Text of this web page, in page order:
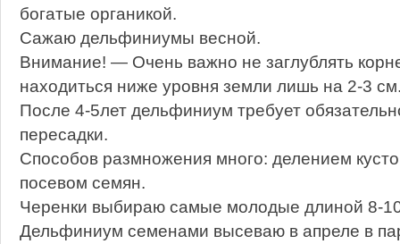
богатые органикой.
Сажаю дельфиниумы весной.
Внимание! — Очень важно не заглублять
находиться ниже уровня земли лишь на 2-3
После 4-5лет дельфиниум требует
пересадки.
Способов размножения много: делением
посевом семян.
Черенки выбираю самые молодые длиной 8-
Дельфиниум семенами высеваю в апреле в